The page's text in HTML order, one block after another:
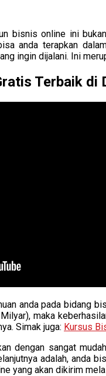
bisnis online ini
anda terapkan
ingin dijalani. Ini
Terbaik di
anda pada bidang
maka
Simak juga: Kursus
dengan sangat
adalah, anda
yang akan dikirim